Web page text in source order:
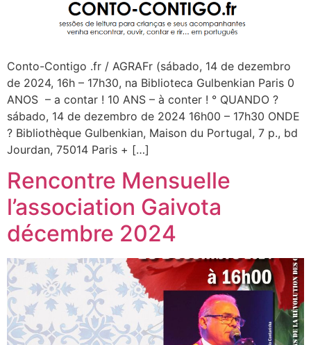
Conto-Contigo .fr / AGRAFr (sábado, 14 de dezembro
de 2024, 16h – 17h30, na Biblioteca Gulbenkian Paris 0
ANOS – a contar ! 10 ANS – à conter ! ° QUANDO ?
sábado, 14 de dezembro de 2024 16h00 – 17h30 ONDE
? Bibliothèque Gulbenkian, Maison du Portugal, 7 p., bd
Jourdan, 75014 Paris + […]
Rencontre Mensuelle
l’association Gaivota
décembre 2024